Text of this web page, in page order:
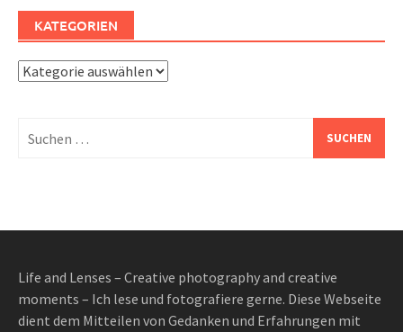
KATEGORIEN
Kategorien
nach:
Life and Lenses – Creative photography and creative
moments – Ich lese und fotografiere gerne. Diese Webseite
dient dem Mitteilen von Gedanken und Erfahrungen mit